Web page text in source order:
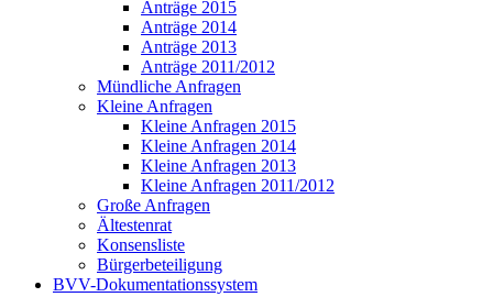
Anträge 2015
Anträge 2014
Anträge 2013
Anträge 2011/2012
Mündliche Anfragen
Kleine Anfragen
Kleine Anfragen 2015
Kleine Anfragen 2014
Kleine Anfragen 2013
Kleine Anfragen 2011/2012
Große Anfragen
Ältestenrat
Konsensliste
Bürgerbeteiligung
BVV-Dokumentationssystem